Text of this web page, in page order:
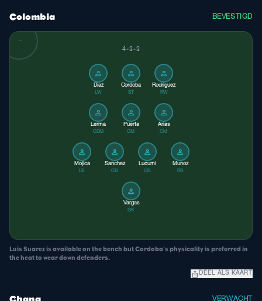
Colombia BEVESTIGD
4-3-3
person
Diaz
LW
person
Cordoba
ST
person
Rodriguez
RW
person
Lerma
CDM
person
Puerta
CM
person
Arias
CM
person
Mojica
LB
person
Sanchez
CB
person
Lucumi
CB
person
Munoz
RB
person
Vargas
GK
Luis Suarez is available on the bench but Cordoba's physicality is preferred in
the heat to wear down defenders.
ios_share DEEL ALS KAART
VERWACHT